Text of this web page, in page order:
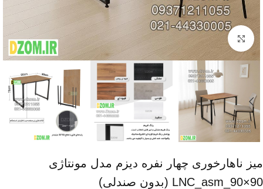
برای بزرگنمایی کلیک کنید
میز ناهارخوری چهار نفره دیزم مدل مونتاژی
LNC_asm_90×90 (بدون صندلی)